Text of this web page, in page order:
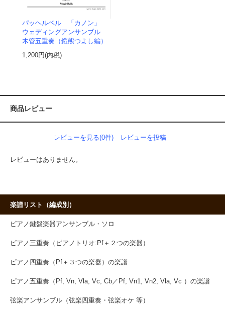
パッヘルベル 「カノン」
ウェディングアンサンブル
木管五重奏（鎧熊つよし編）
1,200円(内税)
商品レビュー
レビューを見る(0件) レビューを投稿
レビューはありません。
楽譜リスト（編成別）
ピアノ鍵盤楽器アンサンブル・ソロ
ピアノ三重奏（ピアノトリオ:Pf＋２つの楽器）
ピアノ四重奏（Pf＋３つの楽器）の楽譜
ピアノ五重奏（Pf, Vn, Vla, Vc, Cb／Pf, Vn1, Vn2, Vla, Vc ）の楽譜
弦楽アンサンブル（弦楽四重奏・弦楽オケ 等）